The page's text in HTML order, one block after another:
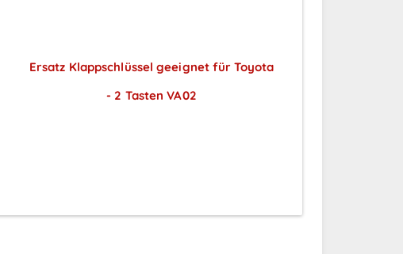
Ersatz Klappschlüssel geeignet für Toyota
- 2 Tasten VA02